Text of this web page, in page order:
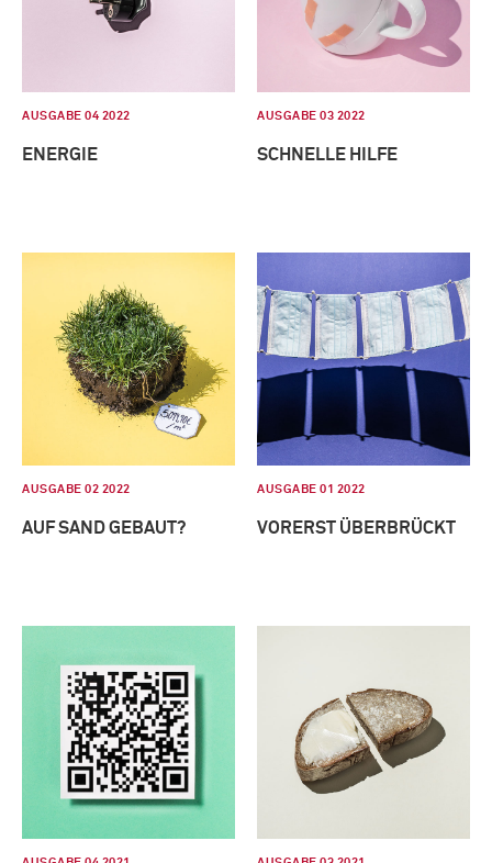
AUSGABE 04 2022
ENERGIE
AUSGABE 03 2022
SCHNELLE HILFE
AUSGABE 02 2022
AUF SAND GEBAUT?
AUSGABE 01 2022
VORERST ÜBERBRÜCKT